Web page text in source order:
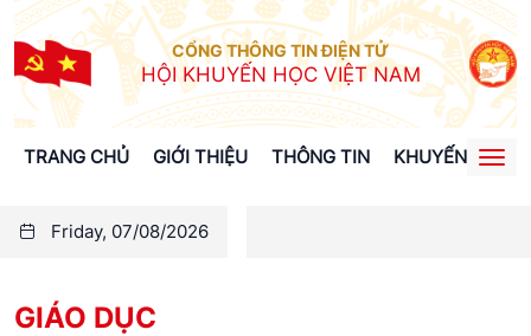
CỔNG THÔNG TIN ĐIỆN TỬ
HỘI KHUYẾN HỌC VIỆT NAM
TRANG CHỦ GIỚI THIỆU THÔNG TIN KHUYẾN HỌC
Friday, 07/08/2026
GIÁO DỤC